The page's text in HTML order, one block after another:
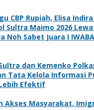
CBP Rupiah, Elisa
Sultra Maimo 2026
Noh Sabet Juara I
dan Kemenko
Tata Kelola Informasi
Efektif
Akses Masyarakat,